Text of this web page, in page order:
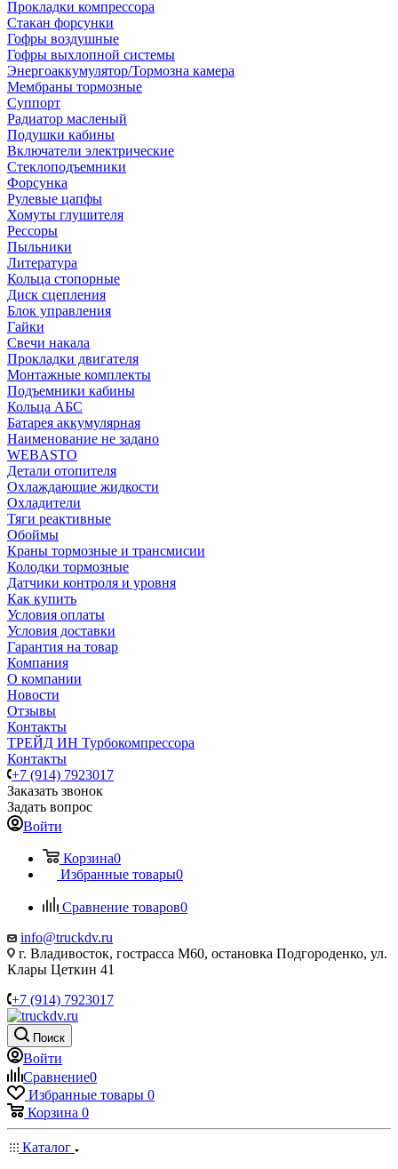
Прокладки компрессора
Стакан форсунки
Гофры воздушные
Гофры выхлопной системы
Энергоаккумулятор/Тормозна камера
Мембраны тормозные
Суппорт
Радиатор масленый
Подушки кабины
Включатели электрические
Стеклоподъемники
Форсунка
Рулевые цапфы
Хомуты глушителя
Рессоры
Пыльники
Литература
Кольца стопорные
Диск сцепления
Блок управления
Гайки
Свечи накала
Прокладки двигателя
Монтажные комплекты
Подъемники кабины
Кольца АБС
Батарея аккумулярная
Наименование не задано
WEBASTO
Детали отопителя
Охлаждающие жидкости
Охладители
Тяги реактивные
Обоймы
Краны тормозные и трансмисии
Колодки тормозные
Датчики контроля и уровня
Как купить
Условия оплаты
Условия доставки
Гарантия на товар
Компания
О компании
Новости
Отзывы
Контакты
ТРЕЙД ИН Турбокомпрессора
Контакты
+7 (914) 7923017
Заказать звонок
Задать вопрос
Войти
Корзина0
Избранные товары0
Сравнение товаров0
info@truckdv.ru
г. Владивосток, гострасса М60, остановка Подгороденко, ул.
Клары Цеткин 41
+7 (914) 7923017
Поиск
Войти
Сравнение0
Избранные товары 0
Корзина 0
Каталог